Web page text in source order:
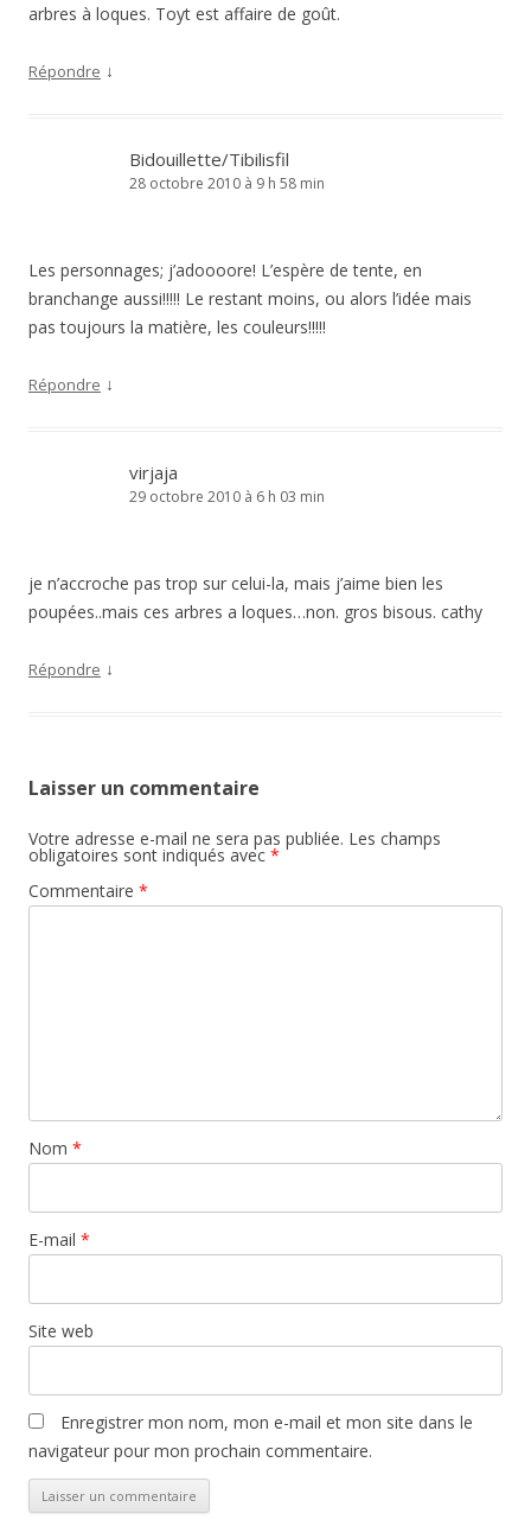
arbres à loques. Toyt est affaire de goût.
Répondre ↓
Bidouillette/Tibilisfil
28 octobre 2010 à 9 h 58 min
Les personnages; j’adoooore! L’espère de tente, en
branchange aussi!!!!! Le restant moins, ou alors l’idée mais
pas toujours la matière, les couleurs!!!!!
Répondre ↓
virjaja
29 octobre 2010 à 6 h 03 min
je n’accroche pas trop sur celui-la, mais j’aime bien les
poupées..mais ces arbres a loques…non. gros bisous. cathy
Répondre ↓
Laisser un commentaire
Votre adresse e-mail ne sera pas publiée. Les champs
obligatoires sont indiqués avec *
Commentaire *
Nom *
E-mail *
Site web
Enregistrer mon nom, mon e-mail et mon site dans le
navigateur pour mon prochain commentaire.